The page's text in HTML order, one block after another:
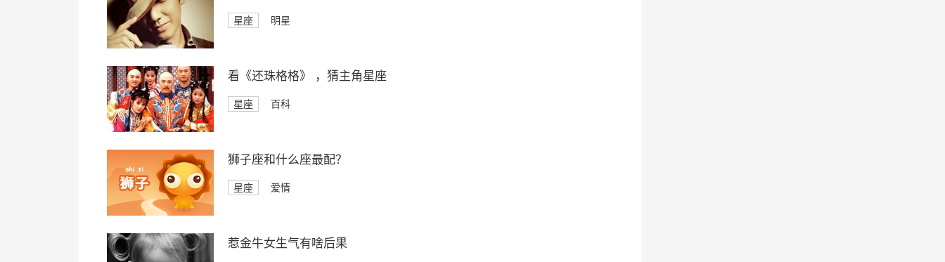
星座 明星
看《还珠格格》 ，猜主角星座
星座 百科
狮子座和什么座最配？
星座 爱情
惹金牛女生气有啥后果